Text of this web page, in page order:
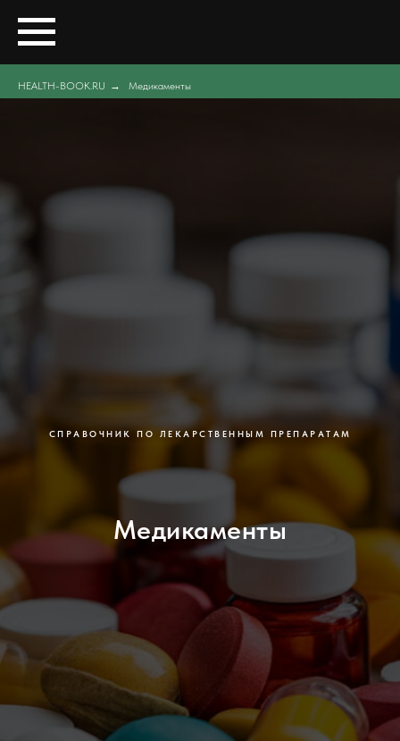
HEALTH-BOOK.RU → Медикаменты
СПРАВОЧНИК ПО ЛЕКАРСТВЕННЫМ ПРЕПАРАТАМ
Медикаменты